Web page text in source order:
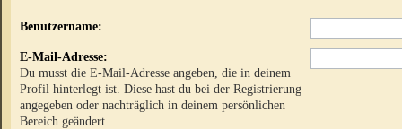
Benutzername:
E-Mail-Adresse:
Du musst die E-Mail-Adresse angeben, die in deinem
Profil hinterlegt ist. Diese hast du bei der Registrierung
angegeben oder nachträglich in deinem persönlichen
Bereich geändert.